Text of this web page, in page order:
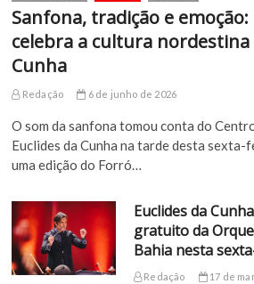
Sanfona, tradição e
celebra a cultura nordestina
Cunha
Redação 6 de junho de 2026
O som da sanfona tomou conta do
Euclides da Cunha na tarde desta sexta-
uma edição do Forró…
Euclides da
gratuito da
Bahia nesta
Redação 17 de